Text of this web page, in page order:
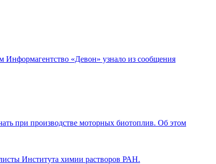
«Девон» узнало из сообщения
при производстве моторных биотоплив. Об этом
Института химии растворов РАН.